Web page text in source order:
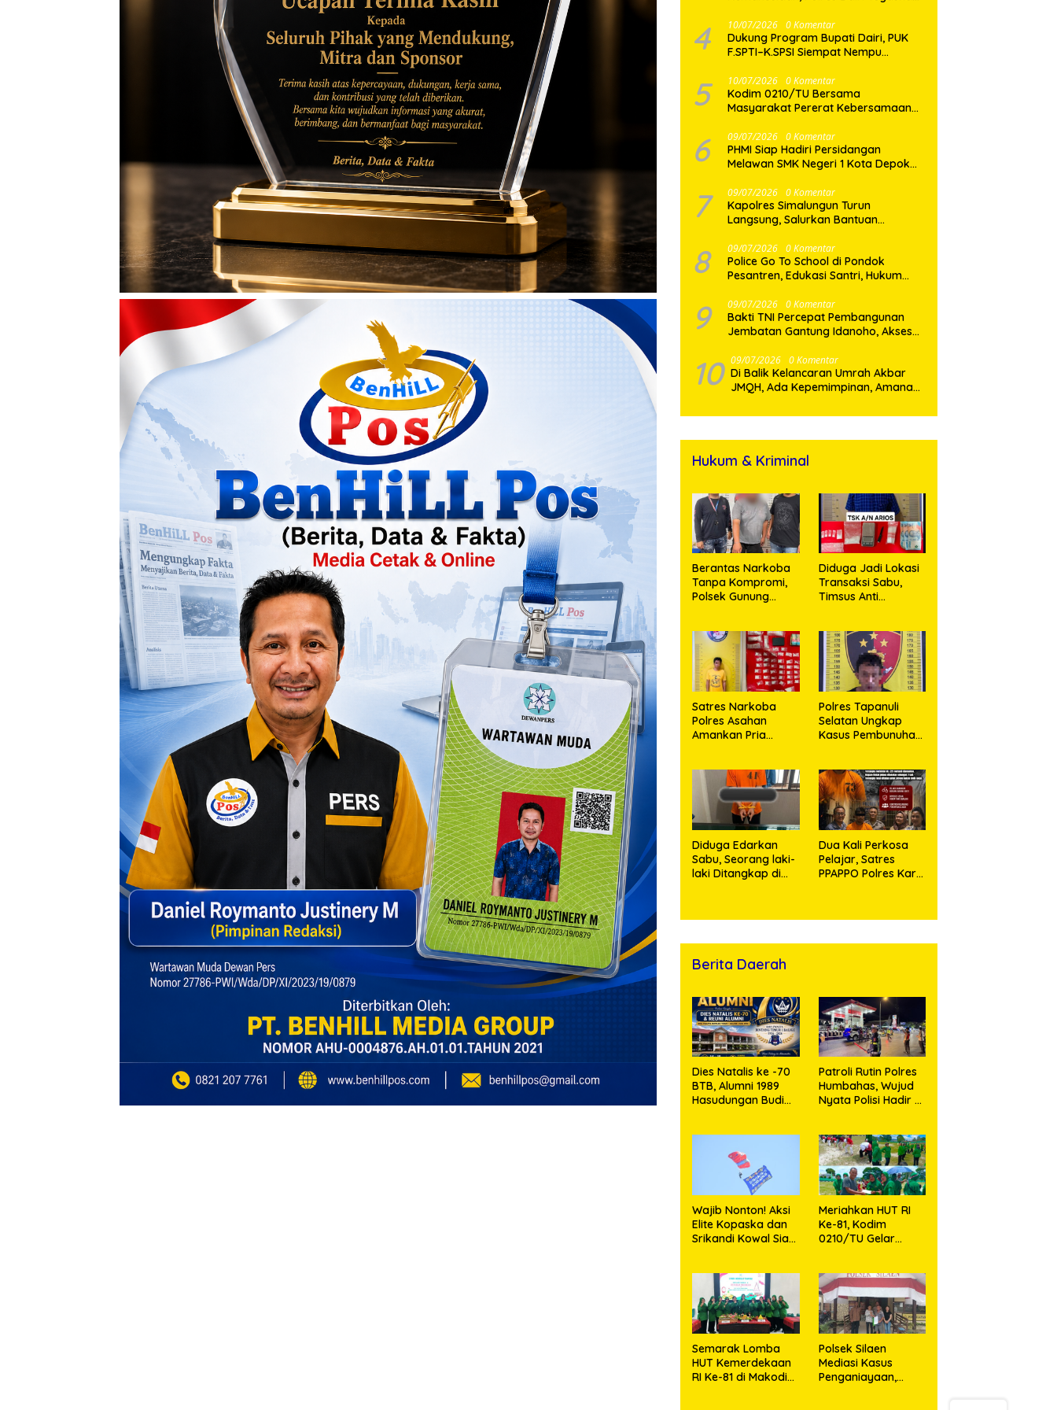
4 10/07/2026 0 Komentar
Dukung Program Bupati Dairi, PUK
F.SPTI–K.SPSI Siempat Nempu
Royong Perbaikan Jalan Desa
5 10/07/2026 0 Komentar
Kodim 0210/TU Bersama
Masyarakat Pererat Kebersamaan
Semangat di Keseruan Nobar Piala
Dunia 2026
6 09/07/2026 0 Komentar
PHMI Siap Hadiri Persidangan
Melawan SMK Negeri 1 Kota Depok
Penggunaan Dana BOS Berkisar 6,9
Miliar
7 09/07/2026 0 Komentar
Kapolres Simalungun Turun
Langsung, Salurkan Bantuan
Puting Beliung di Pematang Bandar
8 09/07/2026 0 Komentar
Police Go To School di Pondok
Pesantren, Edukasi Santri, Hukum
Muda
9 09/07/2026 0 Komentar
Bakti TNI Percepat Pembangunan
Jembatan Gantung Idanoho, Akses
Pulih
10 09/07/2026 0 Komentar
Di Balik Kelancaran Umrah Akbar
JMQH, Ada Kepemimpinan, Amanah,
Hukum & Kriminal
Berantas Narkoba
Tanpa Kompromi,
Polsek Gunung
Nagori Karangsari
Diduga Jadi Lokasi
Transaksi Sabu,
Timsus Anti
Seorang Pria
dengan Barang
Bukti 63,67 Gram
Sabu
Satres Narkoba
Polres Asahan
Amankan Pria
Bukti
Polres Tapanuli
Selatan Ungkap
Kasus Pembunuhan
Anak, Pelaku
Ditangkap
Diduga Edarkan
Sabu, Seorang laki-
laki Ditangkap di
Klip
Dua Kali Perkosa
Pelajar, Satres
PPAPPO Polres Karo
Berita Daerah
Dies Natalis ke -70
BTB, Alumni 1989
Hasudungan Budi
Patroli Rutin Polres
Humbahas, Wujud
Nyata Polisi Hadir di
Wajib Nonton! Aksi
Elite Kopaska dan
Srikandi Kowal Siap
Meriahkan HUT RI
Ke-81, Kodim
0210/TU Gelar
Semarak Lomba
HUT Kemerdekaan
RI Ke-81 di Makodim
Polsek Silaen
Mediasi Kasus
Penganiayaan,